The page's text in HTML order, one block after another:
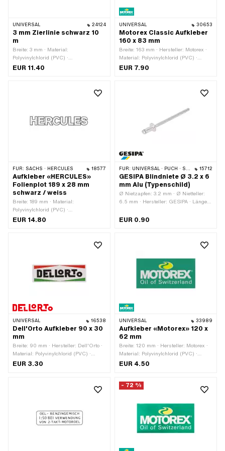
UNIVERSAL 24124
3 mm Zierlinie schwarz 10
m
Breite: 3 mm · Material:
Polyvinylchlorid (PVC) ·
Verwendungsort: Rahmen (+ Tank) ·
EUR 11.40
UNIVERSAL 30653
Motorex Classic Aufkleber
160 x 83 mm
Breite: 163 mm · Hersteller: Motorex ·
Material: Polyvinylchlorid (PVC) ·
Verwendungsort: Universal · Farbe:
EUR 7.90
FÜR: SACHS · HERCULES 18577
Aufkleber «HERCULES»
Folienplot 189 x 28 mm
schwarz / weiss
Breite: 189 mm · Material:
Polyvinylchlorid (PVC) ·
Verwendungsort: Rahmen (+ Tank) ·
Höhe: 28 mm · Beständigkeit: UV-
EUR 14.80
FÜR: UNIVERSAL · PUCH · SACHS 15712
GESIPA Blindniete Ø 3.2 x 6
mm Alu (Typenschild)
Ø Nietzapfen: 3.2 mm · Ø Nietteller:
6.5 mm · Hersteller: GESIPA · Länge
- 3.5 mm · Material: Aluminium ·
EUR 0.90
UNIVERSAL 16538
Dell'Orto Aufkleber 90 x 30
mm
Breite: 90 mm · Hersteller: Dell'Orto ·
Material: Polyvinylchlorid (PVC) ·
Verwendungsort: Universal · Farbe:
Rückseite: Klebstoff · Höhe: 30 mm ·
EUR 3.30
UNIVERSAL 33989
Aufkleber «Motorex» 120 x
62 mm
Breite: 120 mm · Hersteller: Motorex ·
Material: Polyvinylchlorid (PVC) ·
Oberfläche: glänzend · Farbe: gelb ·
Höhe: 62 mm · Transferfolie: Nein
EUR 4.50
- 72 %